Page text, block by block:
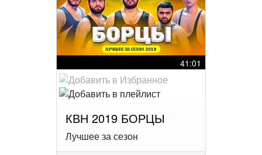
41:01
КВН 2019 БОРЦЫ
Лучшее за сезон